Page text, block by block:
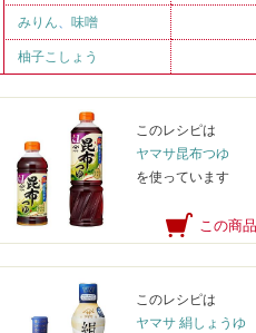
みりん、味噌
柚子こしょう
このレシピは
ヤマサ昆布つゆ
を使っています
この商
このレシピは
ヤマサ 絹しょうゆ